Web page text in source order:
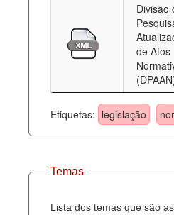
Divisão
de Atos
Etiquetas: legislação
Temas
Lista dos temas que são